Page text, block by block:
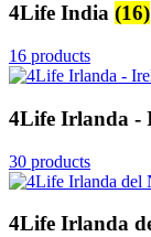
4Life India (16)
16 products
4Life Irlanda -
30 products
4Life Irlanda